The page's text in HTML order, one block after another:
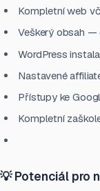
Kompletní web
Veškerý obsah —
WordPress
Nastavené
Přístupy ke
Kompletní
💡 Potenciál pro